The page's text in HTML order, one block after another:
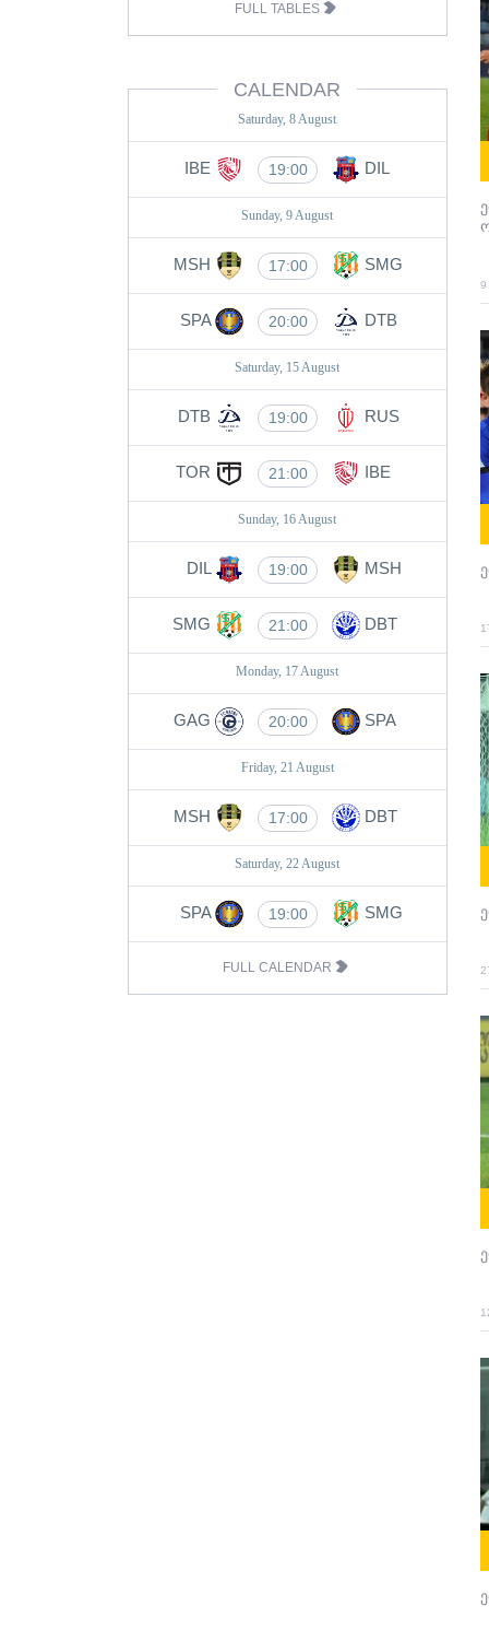
FULL TABLES
CALENDAR
Saturday, 8 August
IBE 19:00 DIL
Sunday, 9 August
MSH 17:00 SMG
SPA 20:00 DTB
Saturday, 15 August
DTB 19:00 RUS
TOR 21:00 IBE
Sunday, 16 August
DIL 19:00 MSH
SMG 21:00 DBT
Monday, 17 August
GAG 20:00 SPA
Friday, 21 August
MSH 17:00 DBT
Saturday, 22 August
SPA 19:00 SMG
FULL CALENDAR
9